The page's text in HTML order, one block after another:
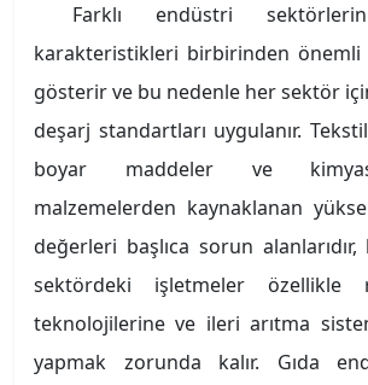
Farklı endüstri
karakteristikleri birbirinden önemli
gösterir ve bu nedenle her sektör
deşarj standartları uygulanır.
boyar maddeler ve
malzemelerden kaynaklanan
değerleri başlıca sorun
sektördeki işletmeler özellikle
teknolojilerine ve ileri arıtma
yapmak zorunda kalır. Gıda